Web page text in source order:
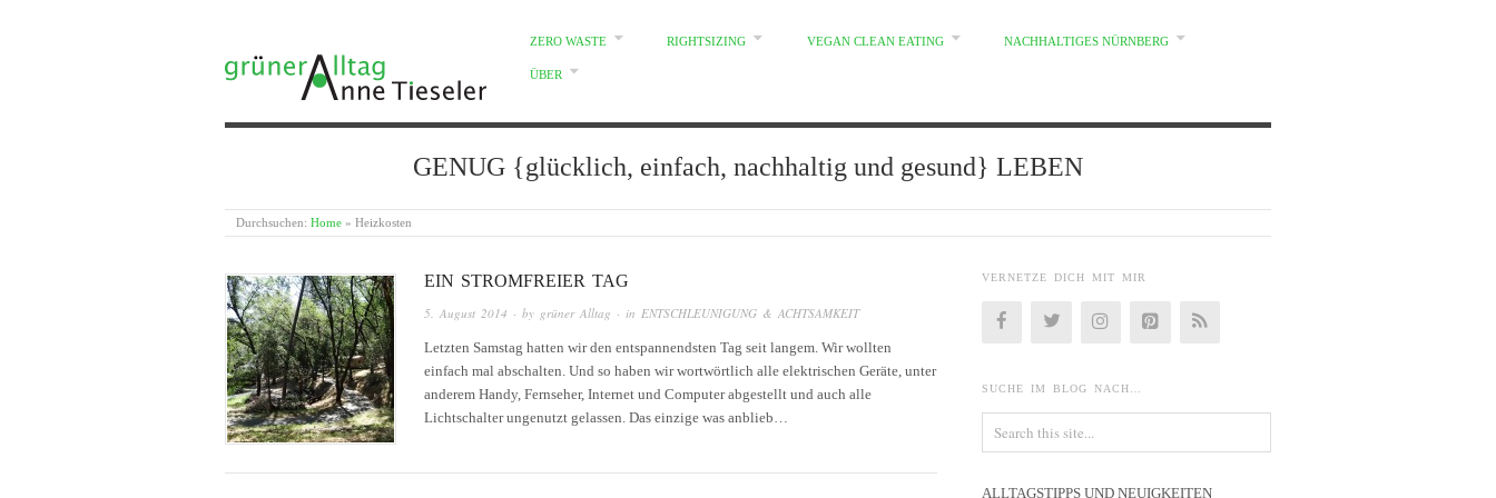
GRÜNER ALLTAG
ZERO WASTE RIGHTSIZING VEGAN CLEAN EATING NACHHALTIGES NÜRNBERG
ÜBER
GENUG {glücklich, einfach, nachhaltig und gesund} LEBEN
Durchsuchen: Home » Heizkosten
EIN STROMFREIER TAG
5. August 2014 · by grüner Alltag · in ENTSCHLEUNIGUNG & ACHTSAMKEIT
Letzten Samstag hatten wir den entspannendsten Tag seit langem. Wir wollten
einfach mal abschalten. Und so haben wir wortwörtlich alle elektrischen Geräte, unter
anderem Handy, Fernseher, Internet und Computer abgestellt und auch alle
Lichtschalter ungenutzt gelassen. Das einzige was anblieb…
VERNETZE DICH MIT MIR
SUCHE IM BLOG NACH…
ALLTAGSTIPPS UND NEUIGKEITEN